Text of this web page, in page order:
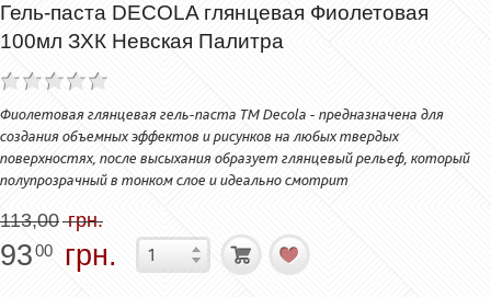
Гель-паста DECOLA глянцевая Фиолетовая
100мл ЗХК Невская Палитра
Фиолетовая глянцевая гель-паста ТМ Decola - предназначена для
создания объемных эффектов и рисунков на любых твердых
поверхностях, после высыхания образует глянцевый рельеф, который
полупрозрачный в тонком слое и идеально смотрит
113,00грн.
9300 грн.